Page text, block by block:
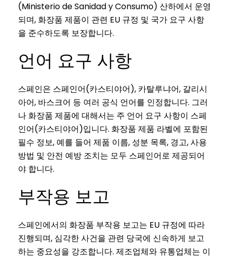
(Ministerio de Sanidad y Consumo) 산하에서 운영
되며, 화장품 제품이 관련 EU 규정 및 국가 요구 사항
을 준수하도록 보장합니다.
언어 요구 사항
스페인은 스페인어(카스티야어), 카탈루냐어, 갈리시
아어, 바스크어 등 여러 공식 언어를 인정합니다. 그러
나 화장품 제품에 대해서는 주 언어 요구 사항이 스페
인어(카스티야어)입니다. 화장품 제품 라벨에 포함된
필수 정보, 예를 들어 제품 이름, 성분 목록, 경고, 사용
방법 및 안전 예방 조치는 모두 스페인어로 제공되어
야 합니다.
부작용 보고
스페인에서의 화장품 부작용 보고는 EU 규정에 따라
진행되며, 심각한 사건을 관련 당국에 신속하게 보고
하는 중요성을 강조합니다. 제조업체와 유통업체는 이